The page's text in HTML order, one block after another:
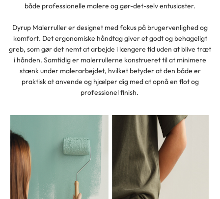
både professionelle malere og gør-det-selv entusiaster.
Dyrup Malerruller er designet med fokus på brugervenlighed og
komfort. Det ergonomiske håndtag giver et godt og behageligt
greb, som gør det nemt at arbejde i længere tid uden at blive træt
i hånden. Samtidig er malerrullerne konstrueret til at minimere
stænk under malerarbejdet, hvilket betyder at den både er
praktisk at anvende og hjælper dig med at opnå en flot og
professionel finish.